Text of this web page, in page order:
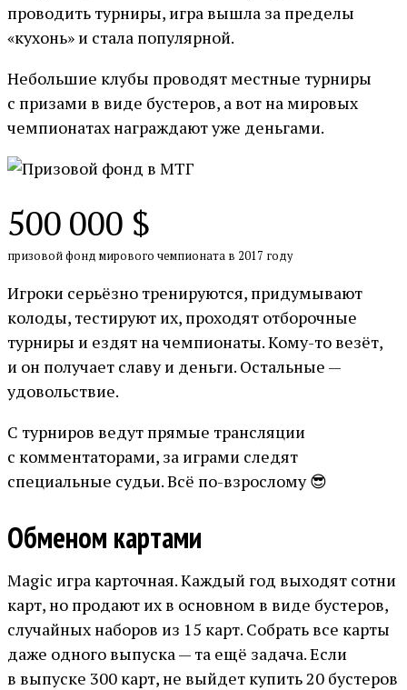
проводить турниры, игра вышла за пределы
«кухонь» и стала популярной.
Небольшие клубы проводят местные турниры
с призами в виде бустеров, а вот на мировых
чемпионатах награждают уже деньгами.
500 000 $
призовой фонд мирового чемпионата в 2017 году
Игроки серьёзно тренируются, придумывают
колоды, тестируют их, проходят отборочные
турниры и ездят на чемпионаты. Кому-то везёт,
и он получает славу и деньги. Остальные —
удовольствие.
С турниров ведут прямые трансляции
с комментаторами, за играми следят
специальные судьи. Всё по-взрослому 😎
Обменом картами
Magic игра карточная. Каждый год выходят сотни
карт, но продают их в основном в виде бустеров,
случайных наборов из 15 карт. Собрать все карты
даже одного выпуска — та ещё задача. Если
в выпуске 300 карт, не выйдет купить 20 бустеров